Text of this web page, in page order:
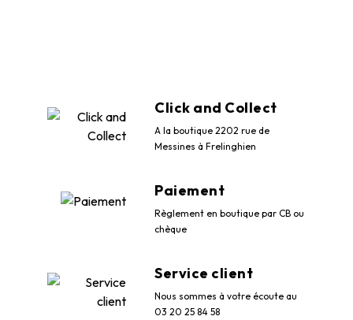
Click and Collect
A la boutique 2202 rue de
Messines à Frelinghien
Paiement
Règlement en boutique par CB ou
chèque
Service client
Nous sommes à votre écoute au
03 20 25 84 58